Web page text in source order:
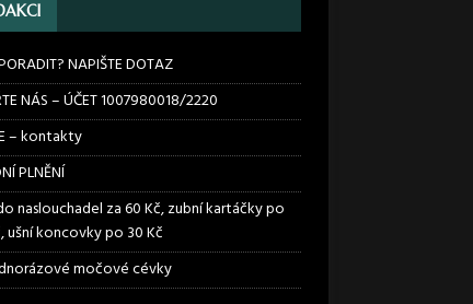
NAPIŠTE DOTAZ
NÁS – ÚČET 1007980018/2220
– kontakty
PLNĚNÍ
naslouchadel za 60 Kč, zubní kartáčky po
ušní koncovky po 30 Kč
močové cévky